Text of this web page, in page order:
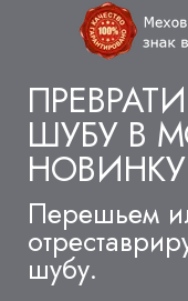
Перешьем
шубу.
ШУБУ В
НОВИНКУ